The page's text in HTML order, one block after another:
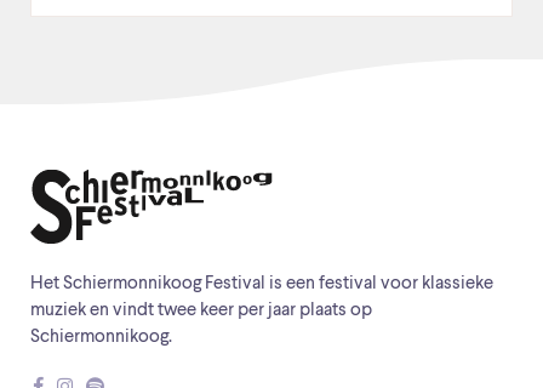
Het Schiermonnikoog Festival is een festival voor klassieke
muziek en vindt twee keer per jaar plaats op
Schiermonnikoog.